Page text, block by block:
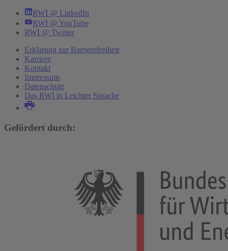
RWI @ LinkedIn
RWI @ YouTube
RWI @ Twitter
Erklärung zur Barrierefreiheit
Karriere
Kontakt
Impressum
Datenschutz
Das RWI in Leichter Sprache
Gefördert durch: